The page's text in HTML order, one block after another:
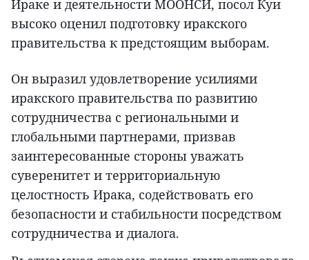
Ираке и деятельности МООНСИ, посол Куи
высоко оценил подготовку иракского
правительства к предстоящим выборам.
Он выразил удовлетворение усилиями
иракского правительства по развитию
сотрудничества с региональными и
глобальными партнерами, призвав
заинтересованные стороны уважать
суверенитет и территориальную
целостность Ирака, содействовать его
безопасности и стабильности посредством
сотрудничества и диалога.